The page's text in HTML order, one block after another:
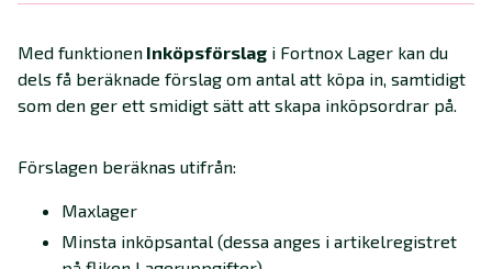
Med funktionen Inköpsförslag i Fortnox Lager kan du
dels få beräknade förslag om antal att köpa in, samtidigt
som den ger ett smidigt sätt att skapa inköpsordrar på.
Förslagen beräknas utifrån:
Maxlager
Minsta inköpsantal (dessa anges i artikelregistret